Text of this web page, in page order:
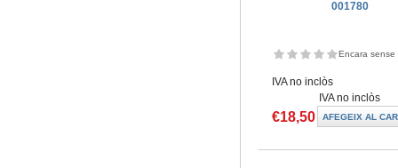
001780
Encara sense
IVA no inclòs
IVA no inclòs
€18,50